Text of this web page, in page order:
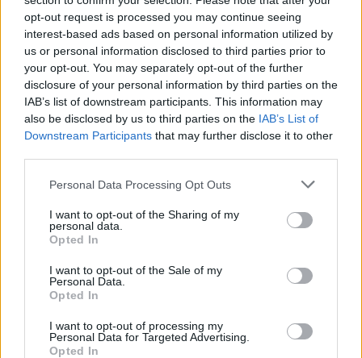
opt-out request is processed you may continue seeing
interest-based ads based on personal information utilized by
us or personal information disclosed to third parties prior to
your opt-out. You may separately opt-out of the further
disclosure of your personal information by third parties on the
IAB’s list of downstream participants. This information may
also be disclosed by us to third parties on the IAB’s List of
Downstream Participants that may further disclose it to other
Personal Data Processing Opt Outs
I want to opt-out of the Sharing of my
personal data.
Opted In
I want to opt-out of the Sale of my
Personal Data.
Opted In
I want to opt-out of processing my
Personal Data for Targeted Advertising.
Opted In
Artigo anterior
Torneio Master do Douro
Vinhateiro
Próximo artigo
record com 116 inscritos para
Últimas notícias